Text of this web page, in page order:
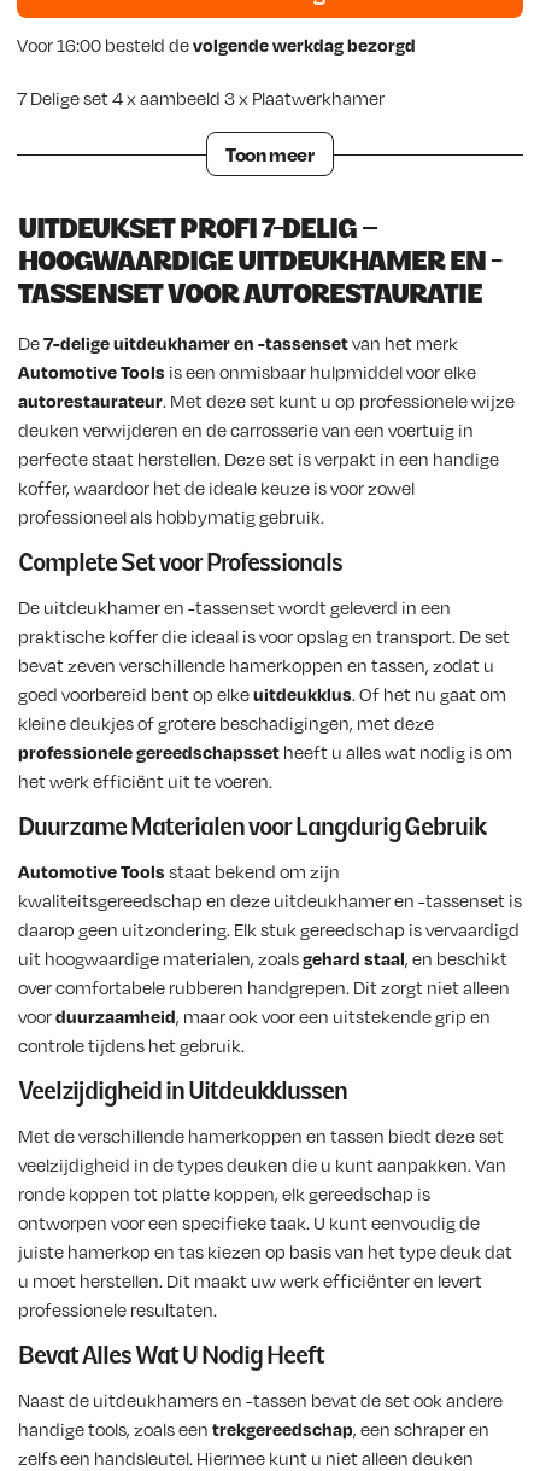
Voor 16:00 besteld devolgende werkdag bezorgd
7 Delige set 4 x aambeeld 3 x Plaatwerkhamer
Toon meer
UITDEUKSET PROFI 7-DELIG –
HOOGWAARDIGE UITDEUKHAMER EN -
TASSENSET VOOR AUTORESTAURATIE
De7-delige uitdeukhamer en -tassensetvan het merk
Automotive Tools is een onmisbaar hulpmiddel voor elke
autorestaurateur. Met deze set kunt u op professionele wijze
deuken verwijderen en de carrosserie van een voertuig in
perfecte staat herstellen. Deze set is verpakt in een handige
koffer, waardoor het de ideale keuze is voor zowel
professioneel als hobbymatig gebruik.
Complete Set voor Professionals
De uitdeukhamer en -tassenset wordt geleverd in een
praktische koffer die ideaal is voor opslag en transport. De set
bevat zeven verschillende hamerkoppen en tassen, zodat u
goed voorbereid bent op elkeuitdeukklus. Of het nu gaat om
kleine deukjes of grotere beschadigingen, met deze
professionele gereedschapsset heeft u alles wat nodig is om
het werk efficiënt uit te voeren.
Duurzame Materialen voor Langdurig Gebruik
Automotive Tools staat bekend om zijn
kwaliteitsgereedschap en deze uitdeukhamer en -tassenset is
daarop geen uitzondering. Elk stuk gereedschap is vervaardigd
uit hoogwaardige materialen, zoalsgehard staal, en beschikt
over comfortabele rubberen handgrepen. Dit zorgt niet alleen
voorduurzaamheid, maar ook voor een uitstekende grip en
controle tijdens het gebruik.
Veelzijdigheid in Uitdeukklussen
Met de verschillende hamerkoppen en tassen biedt deze set
veelzijdigheid in de types deuken die u kunt aanpakken. Van
ronde koppen tot platte koppen, elk gereedschap is
ontworpen voor een specifieke taak. U kunt eenvoudig de
juiste hamerkop en tas kiezen op basis van het type deuk dat
u moet herstellen. Dit maakt uw werk efficiënter en levert
professionele resultaten.
Bevat Alles Wat U Nodig Heeft
Naast de uitdeukhamers en -tassen bevat de set ook andere
handige tools, zoals een trekgereedschap, een schraper en
zelfs een handsleutel. Hiermee kunt u niet alleen deuken